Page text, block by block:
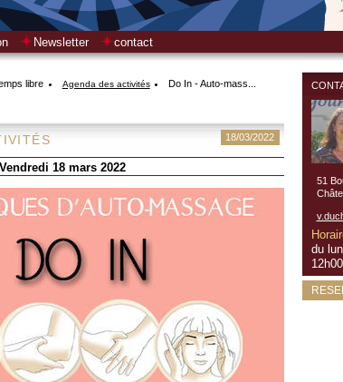
Newsletter contact
libre Agenda des activités Do In - Auto-mass...
18/03/2022
18 mars 2022
51
du